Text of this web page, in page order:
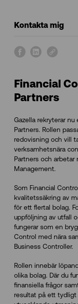
Kontakta mig
s
r
e
f
a
c
e
b
o
k
s
r
e
l
i
n
k
e
d
n
s
r
e
l
i
n
k
Financial
Partners
Gazella rekryterar
Partners. Rollen
redovisning och vill
verksamhetsnära
Partners och
Management.
Som Financial
kvalitetssäkring av
för ett flertal bolag.
uppföljning av utfall
fungerar som en
Control med nära
Business Controller.
Rollen innebär
olika bolag. Där du
finansiella frågor
resultat på ett tydligt